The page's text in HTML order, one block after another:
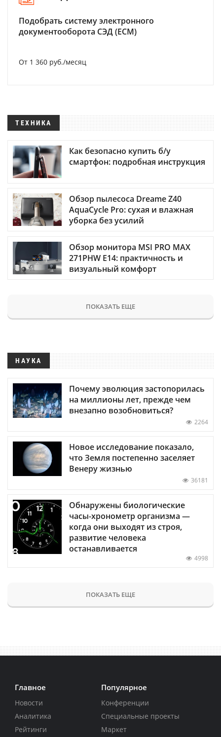
Подобрать систему электронного
документооборота СЭД (ECM)
От 1 360 руб./месяц
ТЕХНИКА
Как безопасно купить б/у
смартфон: подробная инструкция
Обзор пылесоса Dreame Z40
AquaCycle Pro: сухая и влажная
уборка без усилий
Обзор монитора MSI PRO MAX
271PHW E14: практичность и
визуальный комфорт
ПОКАЗАТЬ ЕЩЕ
НАУКА
Почему эволюция застопорилась
на миллионы лет, прежде чем
внезапно возобновиться?
2264
Новое исследование показало,
что Земля постепенно заселяет
Венеру жизнью
36181
Обнаружены биологические
часы-хронометр организма —
когда они выходят из строя,
развитие человека
останавливается
4998
ПОКАЗАТЬ ЕЩЕ
Главное
Новости
Аналитика
Рейтинги
Популярное
Конференции
Специальные проекты
Маркет